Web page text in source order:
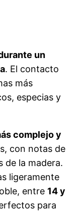
un
. El contacto
más
especias y
complejo y
con notas de
de la madera.
ligeramente
entre 14 y
para